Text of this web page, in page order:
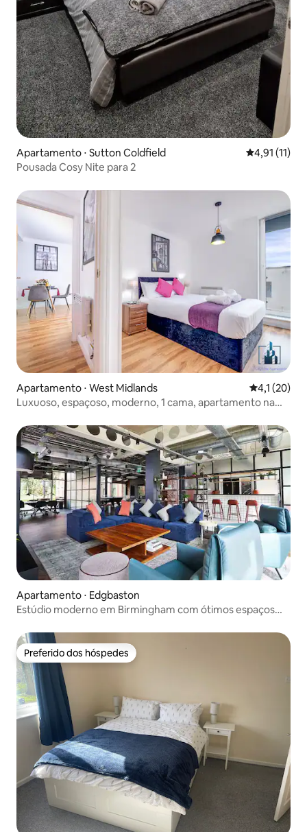
Apartamento ⋅ Sutton Coldfield 4,91 de uma
4,91 (11)
Pousada Cosy Nite para 2
Apartamento ⋅ West Midlands 4,1 de uma
4,1 (20)
Luxuoso, espaçoso, moderno, 1 cama, apartamento na
Apartamento ⋅ Edgbaston
Estúdio moderno em Birmingham com ótimos espaços
Preferido dos hóspedes
Preferido dos hóspedes